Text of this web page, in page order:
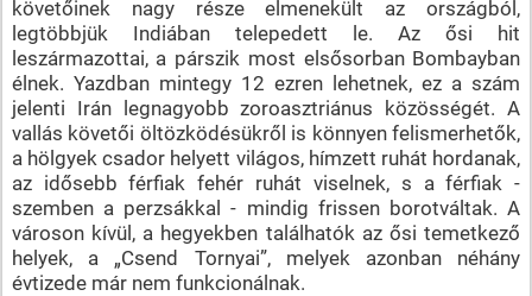
követőinek nagy része elmenekült az országból,
legtöbbjük Indiában telepedett le. Az ősi hit
leszármazottai, a párszik most elsősorban Bombayban
élnek. Yazdban mintegy 12 ezren lehetnek, ez a szám
jelenti Irán legnagyobb zoroasztriánus közösségét. A
vallás követői öltözködésükről is könnyen felismerhetők,
a hölgyek csador helyett világos, hímzett ruhát hordanak,
az idősebb férfiak fehér ruhát viselnek, s a férfiak -
szemben a perzsákkal - mindig frissen borotváltak. A
városon kívül, a hegyekben találhatók az ősi temetkező
helyek, a „Csend Tornyai”, melyek azonban néhány
évtizede már nem funkcionálnak.